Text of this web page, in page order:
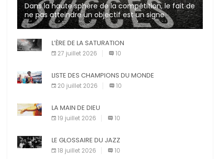
Dans la haute sphère de la compétition, le fait de
ne pas atteindre un objectif est un signe
d’incompétence et une source de sanctions
diverses (avertissement, […]
L’ÈRE DE LA SATURATION
27 juillet 2026 10
LISTE DES CHAMPIONS DU MONDE
20 juillet 2026 10
LA MAIN DE DIEU
19 juillet 2026 10
LE GLOSSAIRE DU JAZZ
18 juillet 2026 10